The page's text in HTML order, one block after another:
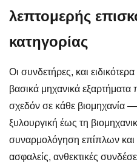
λεπτομερής
κατηγορίας
Οι συνδετήρες, και
βασικά μηχανικά εξαρτήματα
σχεδόν σε κάθε βιομηχανία —
ξυλουργική έως τη
συναρμολόγηση επίπλων
ασφαλείς, ανθεκτικές